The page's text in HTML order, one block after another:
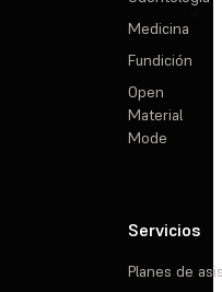
Medicina
Fundición
Open
Material
Mode
Servicios
Planes de